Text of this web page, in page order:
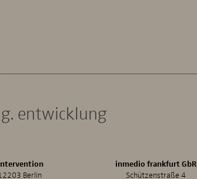
entwicklung
Berlin
inmedio frankfurt GbR
Schützenstraße 4